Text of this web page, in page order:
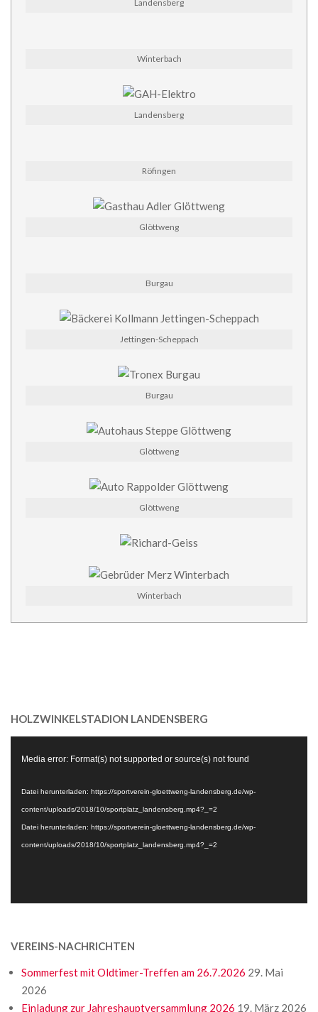
Landensberg
Winterbach
Landensberg
Röfingen
Glöttweng
Burgau
Jettingen-Scheppach
Burgau
Glöttweng
Glöttweng
Winterbach
HOLZWINKELSTADION LANDENSBERG
Player
Media error: Format(s) not supported or source(s) not found
Datei herunterladen: https://sportverein-gloettweng-landensberg.de/wp-
content/uploads/2018/10/sportplatz_landensberg.mp4?_=2
Datei herunterladen: https://sportverein-gloettweng-landensberg.de/wp-
content/uploads/2018/10/sportplatz_landensberg.mp4?_=2
VEREINS-NACHRICHTEN
Sommerfest mit Oldtimer-Treffen am 26.7.2026 29. Mai
2026
Einladung zur Jahreshauptversammlung 2026 19. März 2026